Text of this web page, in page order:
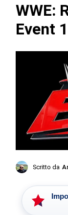
WWE:
Event
Scritto da